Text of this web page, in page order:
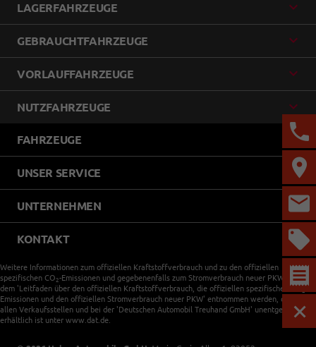
LAGERFAHRZEUGE
GEBRAUCHTFAHRZEUGE
VORLAUFFAHRZEUGE
NUTZFAHRZEUGE
FAHRZEUGE
UNSER SERVICE
UNTERNEHMEN
KONTAKT
Weitere Informationen zum offiziellen Kraftstoffverbrauch und zu den offiziellen
spezifischen CO 2-Emissionen und gegebenenfalls zum Stromverbrauch neuer PKW können
dem 'Leitfaden über den offiziellen Kraftstoffverbrauch, die offiziellen spezifischen CO
Emissionen und den offiziellen Stromverbrauch neuer PKW' entnommen werden, der an
allen Verkaufsstellen und bei der 'Deutschen Automobil Treuhand GmbH' unentgeltlich
erhältlich ist unter www.dat.de.